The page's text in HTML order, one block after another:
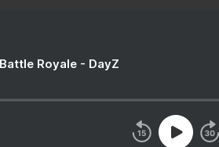
Royale - DayZ